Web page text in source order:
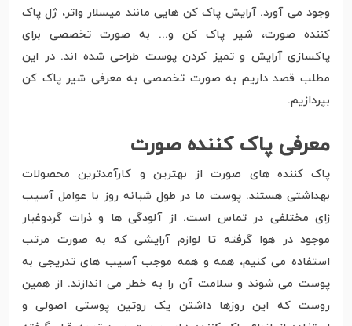
وجود می آورد. آرایش پاک کن هایی مانند میسلار واتر، ژل پاک
کننده صورت، شیر پاک کن و... به صورت تخصصی برای
پاکسازی آرایش و تمیز کردن پوست طراحی شده اند. در این
مطلب قصد داریم به صورت تخصصی به معرفی شیر پاک کن
بپردازیم.
معرفی پاک کننده صورت
پاک کننده های صورت از بهترین و کارآمدترین محصولات
بهداشتی هستند. پوست ما در طول شبانه روز با عوامل آسیب
زای مختلفی در تماس است. از آلودگی ها و ذرات گردوغبار
موجود در هوا گرفته تا لوازم آرایشی که به صورت مرتب
استفاده می کنیم، همه و همه موجب آسیب های تدریجی به
پوست می شوند و سلامت آن را به خطر می اندازند. از همین
روست که این روزها داشتن یک روتین پوستی اصولی و